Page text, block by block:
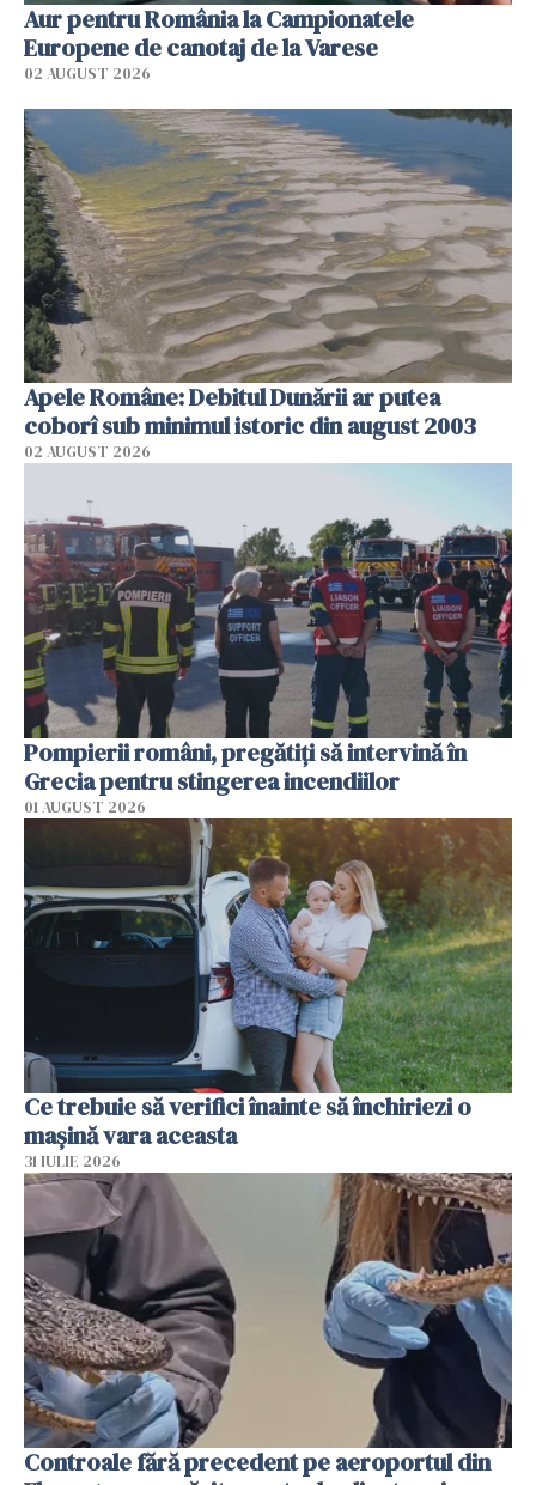
Aur pentru România la Campionatele
Europene de canotaj de la Varese
02 AUGUST 2026
Apele Române: Debitul Dunării ar putea
coborî sub minimul istoric din august 2003
02 AUGUST 2026
Pompierii români, pregătiţi să intervină în
Grecia pentru stingerea incendiilor
01 AUGUST 2026
Ce trebuie să verifici înainte să închiriezi o
mașină vara aceasta
31 IULIE 2026
Controale fără precedent pe aeroportul din